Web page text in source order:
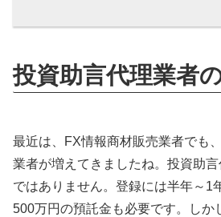
投資助言代理業者
最近は、FX情報商材販売業者でも
業者が増えてきましたね。投資助
ではありません。登録には半年～1
500万円の預託金も必要です。しか